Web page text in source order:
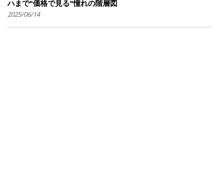
ハまで"価格で見る"憧れの階層図
2025/06/14